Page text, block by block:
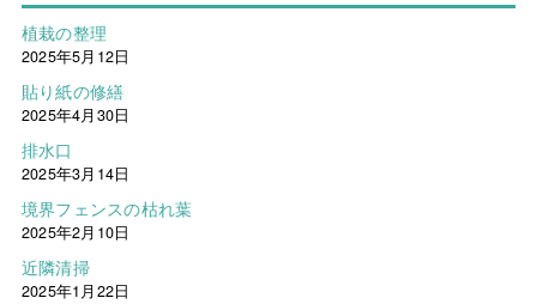
植栽の整理
2025年5月12日
貼り紙の修繕
2025年4月30日
排水口
2025年3月14日
境界フェンスの枯れ葉
2025年2月10日
近隣清掃
2025年1月22日